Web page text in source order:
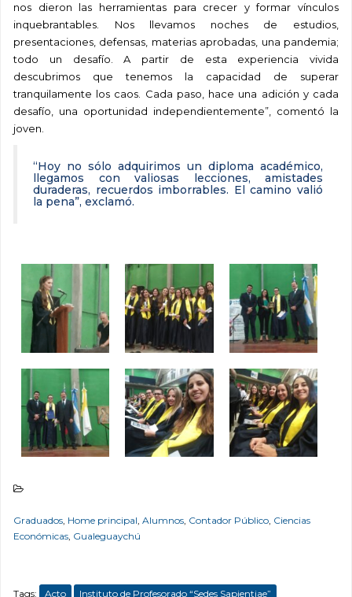
nos dieron las herramientas para crecer y formar vínculos
inquebrantables. Nos llevamos noches de estudios,
presentaciones, defensas, materias aprobadas, una pandemia;
todo un desafío. A partir de esta experiencia vivida
descubrimos que tenemos la capacidad de superar
tranquilamente los caos. Cada paso, hace una adición y cada
desafío, una oportunidad independientemente”, comentó la
joven.
“Hoy no sólo adquirimos un diploma académico,
llegamos con valiosas lecciones, amistades
duraderas, recuerdos imborrables. El camino valió
la pena”, exclamó.
Graduados Home principal Alumnos Contador Público Ciencias
Económicas Gualeguaychú
Tags: Acto
Instituto de Profesorado “Sedes Sapientiae”